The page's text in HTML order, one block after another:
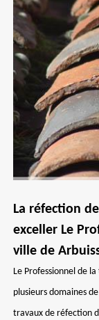
La réfection
exceller Le
ville de
Le Professionnel de
plusieurs domaines
travaux de réfection